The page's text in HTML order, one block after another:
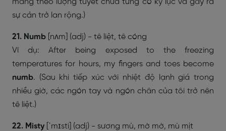
mang theo lượng tuyết chưa từng có kỷ lục và gây ra
sự cản trở lan rộng.)
21. Numb [nʌm] (adj) - tê liệt, tê cóng
Ví dụ: After being exposed to the freezing
temperatures for hours, my fingers and toes become
numb. (Sau khi tiếp xúc với nhiệt độ lạnh giá trong
nhiều giờ, các ngón tay và ngón chân của tôi trở nên
tê liệt.)
22. Misty [ˈmɪsti] (adj) - sương mù, mờ mờ, mù mịt